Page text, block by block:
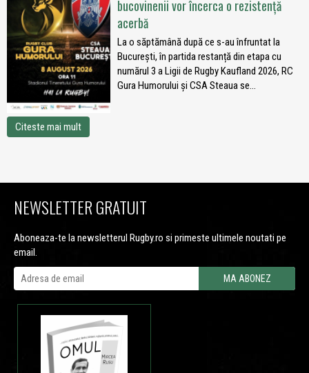
bucovinenii vor încerca o rezistență
acerbă
La o săptămână după ce s-au înfruntat la
București, în partida restanță din etapa cu
numărul 3 a Ligii de Rugby Kaufland 2026, RC
Gura Humorului și CSA Steaua se...
Citeste mai mult
NEWSLETTER GRATUIT
Aboneaza-te la newsletterul Rugby.ro si primeste ultimele noutati pe
email.